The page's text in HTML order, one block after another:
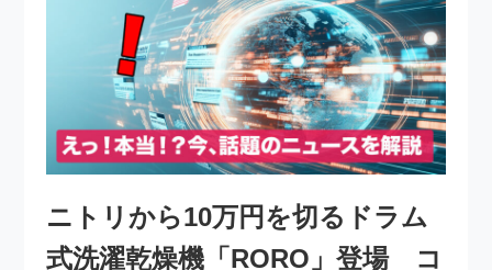
ニトリから10万円を切るドラム
式洗濯乾燥機「RORO」登場 コ